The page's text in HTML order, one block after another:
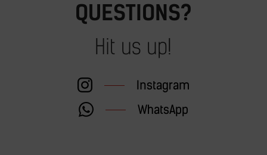
QUESTIONS?
Hit us up!
Instagram
WhatsApp